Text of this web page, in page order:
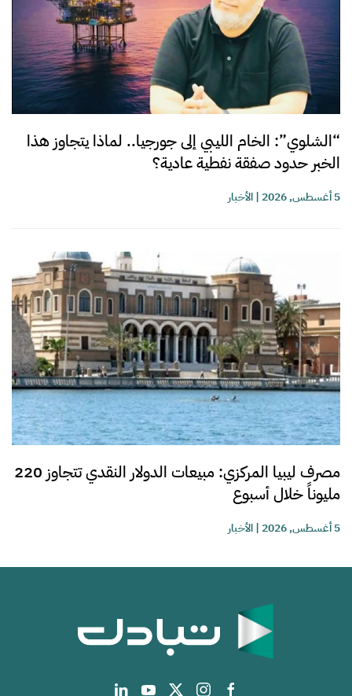
“الشلوي”: الخام الليبي إلى جورجيا.. لماذا يتجاوز هذا
الخبر حدود صفقة نفطية عادية؟
5 أغسطس, 2026 |الأخبار
مصرف ليبيا المركزي: مبيعات الدولار النقدي تتجاوز 220
مليوناً خلال أسبوع
5 أغسطس, 2026 |الأخبار